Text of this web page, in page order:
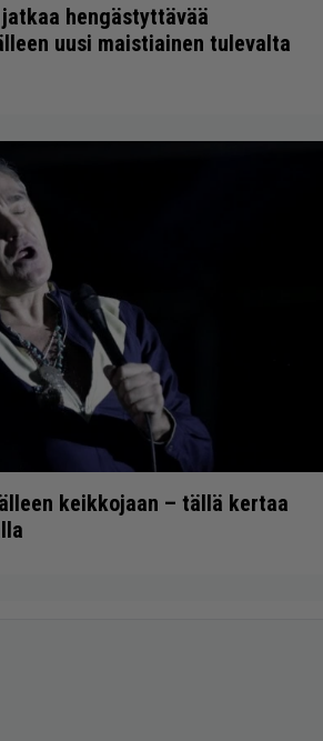
hengästyttävää
uusi maistiainen tulevalta
keikkojaan – tällä kertaa